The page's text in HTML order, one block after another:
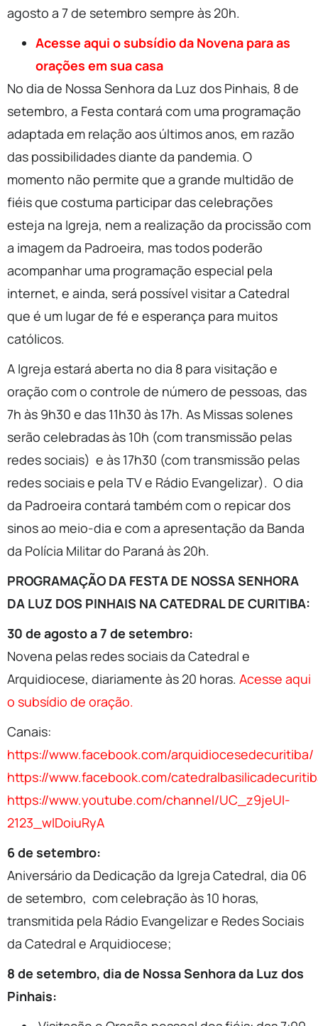
agosto a 7 de setembro sempre às 20h.
Acesse aqui o subsídio da Novena para as
orações em sua casa
No dia de Nossa Senhora da Luz dos Pinhais, 8 de
setembro, a Festa contará com uma programação
adaptada em relação aos últimos anos, em razão
das possibilidades diante da pandemia. O
momento não permite que a grande multidão de
fiéis que costuma participar das celebrações
esteja na Igreja, nem a realização da procissão com
a imagem da Padroeira, mas todos poderão
acompanhar uma programação especial pela
internet, e ainda, será possível visitar a Catedral
que é um lugar de fé e esperança para muitos
católicos.
A Igreja estará aberta no dia 8 para visitação e
oração com o controle de número de pessoas, das
7h às 9h30 e das 11h30 às 17h. As Missas solenes
serão celebradas às 10h (com transmissão pelas
redes sociais) e às 17h30 (com transmissão pelas
redes sociais e pela TV e Rádio Evangelizar). O dia
da Padroeira contará também com o repicar dos
sinos ao meio-dia e com a apresentação da Banda
da Polícia Militar do Paraná às 20h.
PROGRAMAÇÃO DA FESTA DE NOSSA SENHORA
DA LUZ DOS PINHAIS NA CATEDRAL DE CURITIBA:
30 de agosto a 7 de setembro:
Novena pelas redes sociais da Catedral e
Arquidiocese, diariamente às 20 horas. Acesse aqui
o subsídio de oração.
Canais:
https://www.facebook.com/arquidiocesedecuritiba/
https://www.facebook.com/
https://www.youtube.com/channel/UC_z9jeUI-
2123_wlDoiuRyA
6 de setembro:
Aniversário da Dedicação da Igreja Catedral, dia 06
de setembro, com celebração às 10 horas,
transmitida pela Rádio Evangelizar e Redes Sociais
da Catedral e Arquidiocese;
8 de setembro, dia de Nossa Senhora da Luz dos
Pinhais: